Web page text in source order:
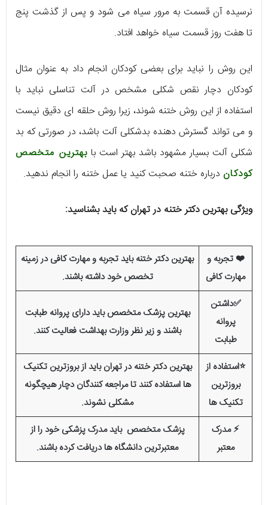
نرسیده آن قسمت به مرور سیاه می شود و پس از گذشت پنج
تا هفت روز قسمت سیاه خواهد افتاد.
این روش را نباید برای بعضی کودکان انجام داد به عنوان مثال
کودکان دچار نقص شکلی مشخص در آلت تناسلی نباید با
استفاده از این روش ختنه شوند، زیرا روش حلقه ای دقیق نیست
و می تواند گسترش دهنده بدشکلی آلت باشد، در صورتی که بد
شکلی آلت بسیار مشهود باشد بهتر است با بهترین متخصص
کودکاندرباره ختنه صحبت کنید یا عمل ختنه را انجام ندهید.
ویژگی بهترین دکتر ختنه در تهران که باید بشناسید:
❤️ تجربه و
مهارت کافی
بهترین دکتر ختنه باید تجربه و مهارت کافی در زمینه
تخصص خود داشته باشند.
✅داشتن
پروانه
طبابت
بهترین پزشک متخصص باید دارای پروانه طبابت
باشند و زیر نظر وزارت بهداشت فعالیت کنند.
⭐استفاده از
بروزترین
تکنیک ها
بهترین دکتر ختنه در تهران باید از بروزترین تکنیک
ها استفاده کنند تا مراجعه کنندگان دچار هیچگونه
مشکلی نشوند.
⚡️ مدرک
معتبر
پزشک متخصص باید مدرک پزشکی خود را از
معتبرترین دانشگاه ها دریافت کرده باشند.